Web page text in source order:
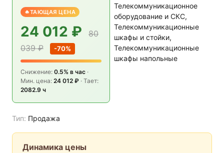
ТАЮЩАЯ ЦЕНА
24 012 ₽
80
039 ₽
-70%
Снижение: 0.5% в час ·
Мин. цена: 24 012 ₽ · Тает:
2082.9 ч
Телекоммуникационное
оборудование и СКС,
Телекоммуникационные
шкафы и стойки,
Телекоммуникационные
шкафы напольные
Тип: Продажа
Динамика цены